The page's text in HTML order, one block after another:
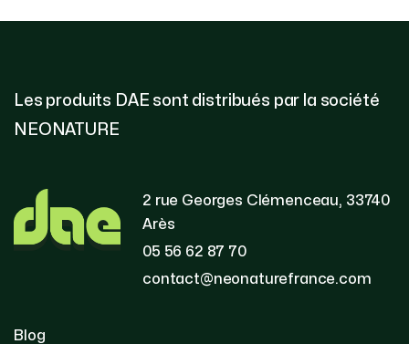
Les produits DAE sont distribués par la société
NEONATURE
2 rue Georges Clémenceau, 33740
Arès
05 56 62 87 70
contact@neonaturefrance.com
Blog